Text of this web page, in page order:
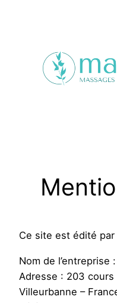
Ce site est édité par
Nom de l’entreprise
Adresse : 203 cours
Villeurbanne –